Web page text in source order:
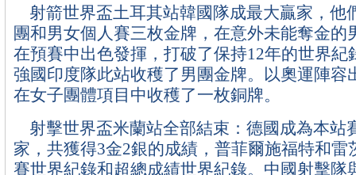
射箭世界盃土耳其站韓國隊成最大贏家，他
團和男女個人賽三枚金牌，在意外未能奪金的
在預賽中出色發揮，打破了保持12年的世界紀
強國印度隊此站收穫了男團金牌。以奧運陣容
在女子團體項目中收穫了一枚銅牌。
射擊世界盃米蘭站全部結束：德國成為本站
家，共獲得3金2銀的成績，普菲爾施福特和雷
賽世界紀錄和超總成績世界紀錄。中國射擊隊